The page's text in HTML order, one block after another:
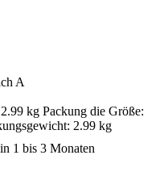
A
kg Packung die Größe:
2.99 kg
1 bis 3 Monaten